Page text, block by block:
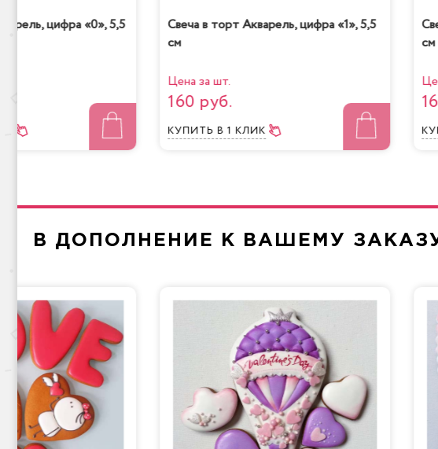
цифра «0», 5,5
Свеча в торт Акварель, цифра «1», 5,5
см
Цена за шт.
160 руб.
КУПИТЬВ 1 КЛИК
см
В ДОПОЛНЕНИЕ К ВАШЕМУ